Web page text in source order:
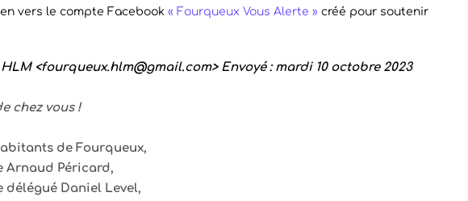
vers le compte Facebook « Fourqueux Vous Alerte » créé pour soutenir
<fourqueux.hlm@gmail.com> Envoyé :mardi 10 octobre 2023
chez vous !
de Fourqueux,
Arnaud Péricard,
délégué Daniel Level,